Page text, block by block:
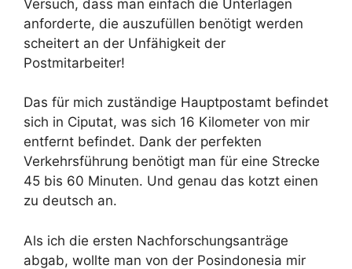
Versuch, dass man einfach die Unterlagen
anforderte, die auszufüllen benötigt werden
scheitert an der Unfähigkeit der
Postmitarbeiter!
Das für mich zuständige Hauptpostamt befindet
sich in Ciputat, was sich 16 Kilometer von mir
entfernt befindet. Dank der perfekten
Verkehrsführung benötigt man für eine Strecke
45 bis 60 Minuten. Und genau das kotzt einen
zu deutsch an.
Als ich die ersten Nachforschungsanträge
abgab, wollte man von der Posindonesia mir